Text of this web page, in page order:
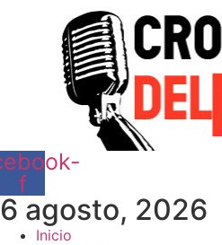
f
6 agosto, 2026
Inicio